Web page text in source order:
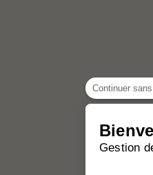
Continuer
Gestion